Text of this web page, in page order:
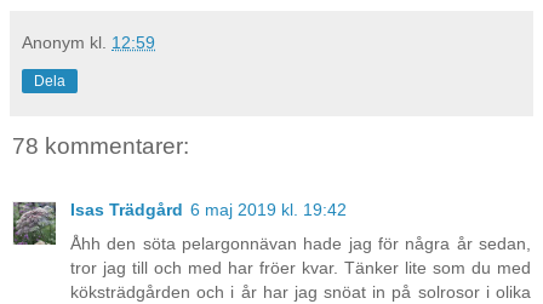
Anonym kl. 12:59
Dela
78 kommentarer:
Isas Trädgård 6 maj 2019 kl. 19:42
Åhh den söta pelargonnävan hade jag för några år sedan,
tror jag till och med har fröer kvar. Tänker lite som du med
köksträdgården och i år har jag snöat in på solrosor i olika